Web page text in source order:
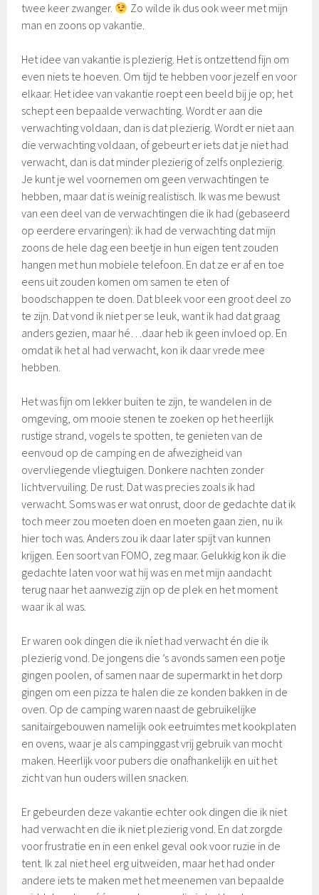
twee keer zwanger.
Zo wilde ik dus ook weer met mijn
man en zoons op vakantie.
Het idee van vakantie is plezierig. Het is ontzettend fijn om
even niets te hoeven. Om tijd te hebben voor jezelf en voor
elkaar. Het idee van vakantie roept een beeld bij je op; het
schept een bepaalde verwachting. Wordt er aan die
verwachting voldaan, dan is dat plezierig. Wordt er niet aan
die verwachting voldaan, of gebeurt er iets dat je niet had
verwacht, dan is dat minder plezierig of zelfs onplezierig.
Je kunt je wel voornemen om geen verwachtingen te
hebben, maar dat is weinig realistisch. Ik was me bewust
van een deel van de verwachtingen die ik had (gebaseerd
op eerdere ervaringen): ik had de verwachting dat mijn
zoons de hele dag een beetje in hun eigen tent zouden
hangen met hun mobiele telefoon. En dat ze er af en toe
eens uit zouden komen om samen te eten of
boodschappen te doen. Dat bleek voor een groot deel zo
te zijn. Dat vond ik niet per se leuk, want ik had dat graag
anders gezien, maar hé…daar heb ik geen invloed op. En
omdat ik het al had verwacht, kon ik daar vrede mee
hebben.
Het was fijn om lekker buiten te zijn, te wandelen in de
omgeving, om mooie stenen te zoeken op het heerlijk
rustige strand, vogels te spotten, te genieten van de
eenvoud op de camping en de afwezigheid van
overvliegende vliegtuigen. Donkere nachten zonder
lichtvervuiling. De rust. Dat was precies zoals ik had
verwacht. Soms was er wat onrust, door de gedachte dat ik
toch meer zou moeten doen en moeten gaan zien, nu ik
hier toch was. Anders zou ik daar later spijt van kunnen
krijgen. Een soort van FOMO, zeg maar. Gelukkig kon ik die
gedachte laten voor wat hij was en met mijn aandacht
terug naar het aanwezig zijn op de plek en het moment
waar ik al was.
Er waren ook dingen die ik níet had verwacht én die ik
plezierig vond. De jongens die ’s avonds samen een potje
gingen poolen, of samen naar de supermarkt in het dorp
gingen om een pizza te halen die ze konden bakken in de
oven. Op de camping waren naast de gebruikelijke
sanitairgebouwen namelijk ook eetruimtes met kookplaten
en ovens, waar je als campinggast vrij gebruik van mocht
maken. Heerlijk voor pubers die onafhankelijk en uit het
zicht van hun ouders willen snacken.
Er gebeurden deze vakantie echter ook dingen die ik niet
had verwacht en die ik niet plezierig vond. En dat zorgde
voor frustratie en in een enkel geval ook voor ruzie in de
tent. Ik zal niet heel erg uitweiden, maar het had onder
andere iets te maken met het meenemen van bepaalde